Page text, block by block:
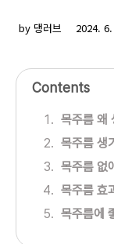
by 댕러브 2024.
Contents
목주름 왜
목주름 생
목주름 없
목주름 효
목주름에